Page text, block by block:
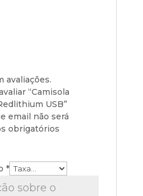
avaliações.
“Camisola
USB”
email não será
obrigatórios
*